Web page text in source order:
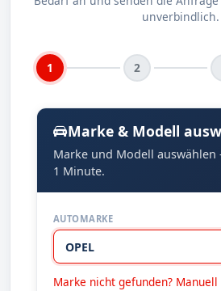
unverbindlich.
1 2
Marke & Modell
Marke und Modell
1 Minute.
AUTOMARKE
Marke nicht gefunden?